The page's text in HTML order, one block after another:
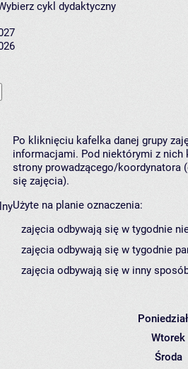
cykl dydaktyczny
Po kliknięciu kafelka danej grupy
informacjami. Pod niektórymi z nich
strony prowadzącego/koordynatora
się zajęcia).
Użyte na planie oznaczenia:
zajęcia odbywają się w tygodnie
zajęcia odbywają się w tygodnie
zajęcia odbywają się w inny
Wtorek
Środa